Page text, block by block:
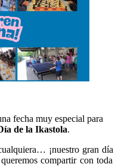
fecha muy especial para
de la Ikastola.
¡nuestro gran día
compartir con toda